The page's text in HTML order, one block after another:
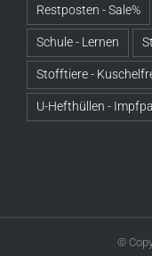
Restposten - Sale%
Schule - Lernen
Stofftiere -
U-Hefthüllen -
©